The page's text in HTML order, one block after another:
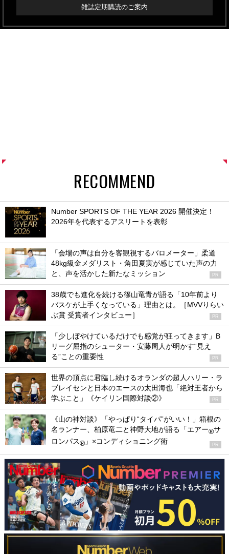
雑誌定期購読のご案内
RECOMMEND
Number SPORTS OF THE YEAR 2026 開催決定！
2026年を代表するアスリートを表彰
「会場の声は自分を客観視するバロメーター」柔道
48kg級金メダリスト・角田夏実が感じていた声の力
と、声を活かした新たなミッション
PR
38歳でも進化を続ける篠山竜青が語る「10年前より
バスケが上手くなっている」理由とは。［MVVりらい
ぶ賞 受賞者インタビュー］
PR
「少しぼやけているだけでも感覚が狂ってきます」B
リーグ屈指のシューター・安藤周人が明かす“見え
る”ことの重要性
PR
世界の頂点に君臨し続けるオランダの超人ハリー・ラ
ブレイセンと日本のエースの太田海也「絶対王者から
学ぶこと」《ケイリン国際対談②》
PR
《山の神対談》「やっぱり“タイパ”がいい！」箱根の
名ランナー、柏原竜二と神野大地が語る「エアー®サ
ロンパス® 」×コンディショニング術 PR